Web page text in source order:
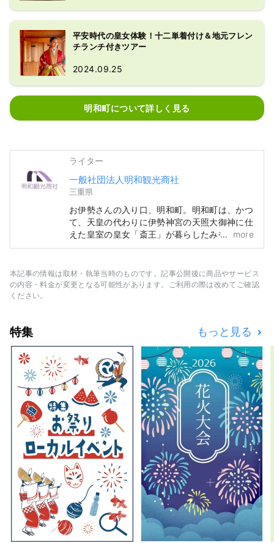
平安時代の皇女体験！十二単着付け＆地元フレン
チランチ付きツアー
2024.09.25
明和町について詳しく見る
ライター
一般社団法人明和観光商社
三重県
お伊勢さんの入り口、明和町。明和町は、かつ
て、天皇の代わりに伊勢神宮の天照大御神に仕
えた皇室の皇女「斎王」が暮らしたみやこ「斎
宮」が史跡として眠るまちです。
more
本記事の情報は取材・執筆当時のものです。記事公開後に商品やサービス
の内容・料金が変更となる可能性があります。ご利用の際は改めてご確認
ください。
特集 もっと見る